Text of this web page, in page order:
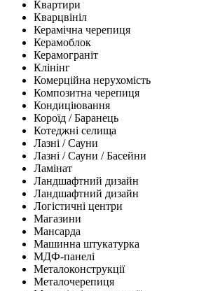
Квартири
Кварцвініл
Керамічна черепиця
Керамоблок
Керамограніт
Клінінг
Комерційна нерухомість
Композитна черепиця
Кондиціювання
Короїд / Баранець
Котеджні селища
Лазні / Сауни
Лазні / Сауни / Басейни
Ламінат
Ландшафтний дизайн
Ландшафтний дизайн
Логістичні центри
Магазини
Мансарда
Машинна штукатурка
МДФ-панелі
Металоконструкції
Металочерепиця